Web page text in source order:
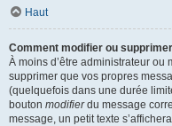
Haut
Comment modifier ou
À moins d’être administrateur ou
supprimer que vos propres
(quelquefois dans une durée
bouton modifierdu message
message, un petit texte